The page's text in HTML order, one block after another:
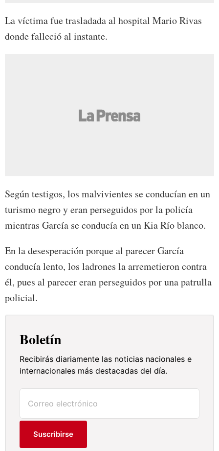
La víctima fue trasladada al hospital Mario Rivas
donde falleció al instante.
Según testigos, los malvivientes se conducían en un
turismo negro y eran perseguidos por la policía
mientras García se conducía en un Kia Río blanco.
En la desesperación porque al parecer García
conducía lento, los ladrones la arremetieron contra
él, pues al parecer eran perseguidos por una patrulla
policial.
Boletín
Recibirás diariamente las noticias nacionales e
internacionales más destacadas del día.
Suscribirse